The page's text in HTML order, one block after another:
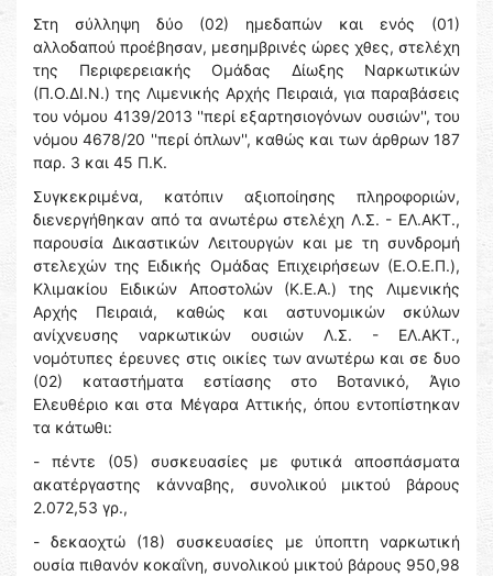
Στη σύλληψη δύο (02) ημεδαπών και ενός (01)
αλλοδαπού προέβησαν, μεσημβρινές ώρες χθες, στελέχη
της Περιφερειακής Ομάδας Δίωξης Ναρκωτικών
(Π.Ο.ΔΙ.Ν.) της Λιμενικής Αρχής Πειραιά, για παραβάσεις
του νόμου 4139/2013 ''περί εξαρτησιογόνων ουσιών'', του
νόμου 4678/20 ''περί όπλων'', καθώς και των άρθρων 187
παρ. 3 και 45 Π.Κ.
Συγκεκριμένα, κατόπιν αξιοποίησης πληροφοριών,
διενεργήθηκαν από τα ανωτέρω στελέχη Λ.Σ. - ΕΛ.ΑΚΤ.,
παρουσία Δικαστικών Λειτουργών και με τη συνδρομή
στελεχών της Ειδικής Ομάδας Επιχειρήσεων (Ε.Ο.Ε.Π.),
Κλιμακίου Ειδικών Αποστολών (Κ.Ε.Α.) της Λιμενικής
Αρχής Πειραιά, καθώς και αστυνομικών σκύλων
ανίχνευσης ναρκωτικών ουσιών Λ.Σ. - ΕΛ.ΑΚΤ.,
νομότυπες έρευνες στις οικίες των ανωτέρω και σε δυο
(02) καταστήματα εστίασης στο Βοτανικό, Άγιο
Ελευθέριο και στα Μέγαρα Αττικής, όπου εντοπίστηκαν
τα κάτωθι:
- πέντε (05) συσκευασίες με φυτικά αποσπάσματα
ακατέργαστης κάνναβης, συνολικού μικτού βάρους
2.072,53 γρ.,
- δεκαοχτώ (18) συσκευασίες με ύποπτη ναρκωτική
ουσία πιθανόν κοκαΐνη, συνολικού μικτού βάρους 950,98